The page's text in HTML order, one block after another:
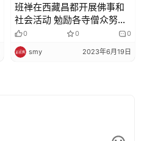
班禅在西藏昌都开展佛事和
社会活动 勉励各寺僧众努力
修行
0 0 0
smy 2023年6月19日